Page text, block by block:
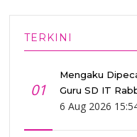
TERKINI
01
Mengaku
Guru SD IT
6 Aug 2026